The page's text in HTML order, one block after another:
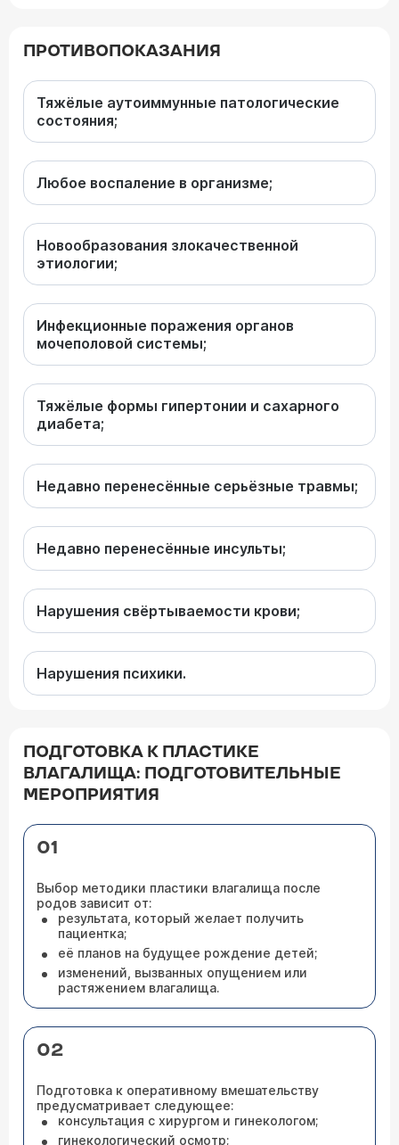
ПРОТИВОПОКАЗАНИЯ
Тяжёлые аутоиммунные патологические
состояния;
Любое воспаление в организме;
Новообразования злокачественной
этиологии;
Инфекционные поражения органов
мочеполовой системы;
Тяжёлые формы гипертонии и сахарного
диабета;
Недавно перенесённые серьёзные травмы;
Недавно перенесённые инсульты;
Нарушения свёртываемости крови;
Нарушения психики.
ПОДГОТОВКА К ПЛАСТИКЕ
ВЛАГАЛИЩА: ПОДГОТОВИТЕЛЬНЫЕ
МЕРОПРИЯТИЯ
01
Выбор методики пластики влагалища после
родов зависит от:
результата, который желает получить
пациентка;
её планов на будущее рождение детей;
изменений, вызванных опущением или
растяжением влагалища.
02
Подготовка к оперативному вмешательству
предусматривает следующее:
консультация с хирургом и гинекологом;
гинекологический осмотр;